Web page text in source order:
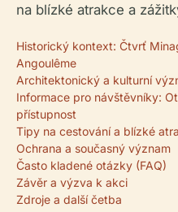
na blízké atrakce a
Historický kontext: Čtvrť
Angoulême
Architektonický a kulturní
Informace pro návštěvníky:
přístupnost
Tipy na cestování a blízké
Ochrana a současný význam
Často kladené otázky (FAQ)
Závěr a výzva k akci
Zdroje a další četba